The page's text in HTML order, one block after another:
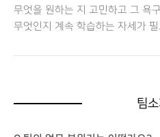
무엇을 원하는 지 고민하고 그 욕
무엇인지 계속 학습하는 자세가
팀